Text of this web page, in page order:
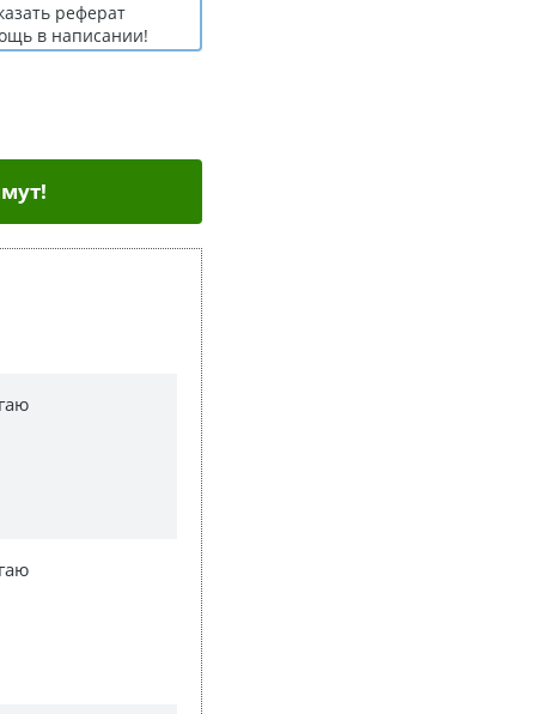
реферат
в написании!